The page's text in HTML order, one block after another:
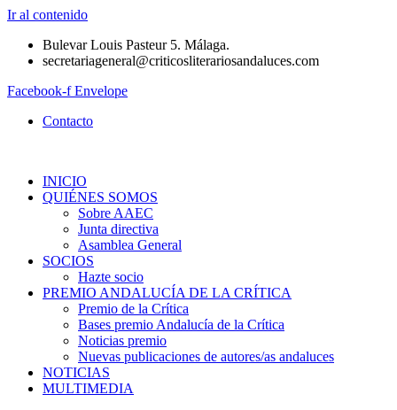
Ir al contenido
Bulevar Louis Pasteur 5. Málaga.
secretariageneral@criticosliterariosandaluces.com
Facebook-f Envelope
Contacto
INICIO
QUIÉNES SOMOS
Sobre AAEC
Junta directiva
Asamblea General
SOCIOS
Hazte socio
PREMIO ANDALUCÍA DE LA CRÍTICA
Premio de la Crítica
Bases premio Andalucía de la Crítica
Noticias premio
Nuevas publicaciones de autores/as andaluces
NOTICIAS
MULTIMEDIA